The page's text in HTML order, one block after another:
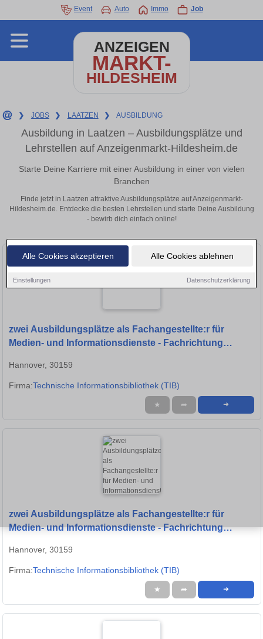
Alle Cookies akzeptieren Alle Cookies ablehnen
Einstellungen Datenschutzerklärung
Event Auto Immo Job
ANZEIGEN
MARKT-
HILDESHEIM
❯ JOBS ❯ LAATZEN ❯ AUSBILDUNG
Ausbildung in Laatzen – Ausbildungsplätze und
Lehrstellen auf Anzeigenmarkt-Hildesheim.de
Starte Deine Karriere mit einer Ausbildung in einer von vielen
Branchen
Finde jetzt in Laatzen attraktive Ausbildungsplätze auf Anzeigenmarkt-
Hildesheim.de. Entdecke die besten Lehrstellen und starte Deine Ausbildung
- bewirb dich einfach online!
zwei Ausbildungsplätze als Fachangestellte:r für
Medien- und Informationsdienste - Fachrichtung
Hannover, 30159
Firma:Technische Informationsbibliothek (TIB)
★ ➦ ➜
zwei Ausbildungsplätze als Fachangestellte:r für
Medien- und Informationsdienste - Fachrichtung
Hannover, 30159
Firma:Technische Informationsbibliothek (TIB)
★ ➦ ➜